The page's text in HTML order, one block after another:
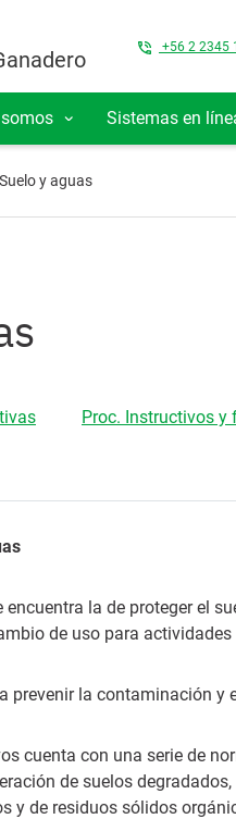
Top
+56 2 2345
Sistemas en
Suelo y aguas
Proc. Instructivos y
encuentra la de proteger el
de uso para
prevenir la contaminación
cuenta con una serie de
de suelos
y de residuos sólidos